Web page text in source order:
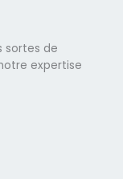
sortes de
expertise